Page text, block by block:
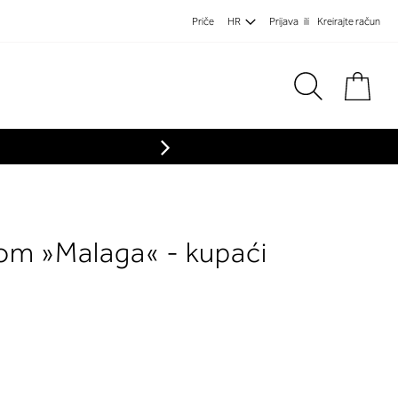
Priče HR Prijava Kreirajte račun
»Malaga« - kupaći